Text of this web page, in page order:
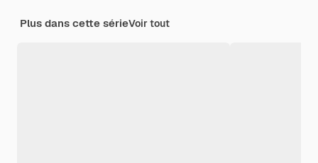
Plus dans cette sérieVoir tout